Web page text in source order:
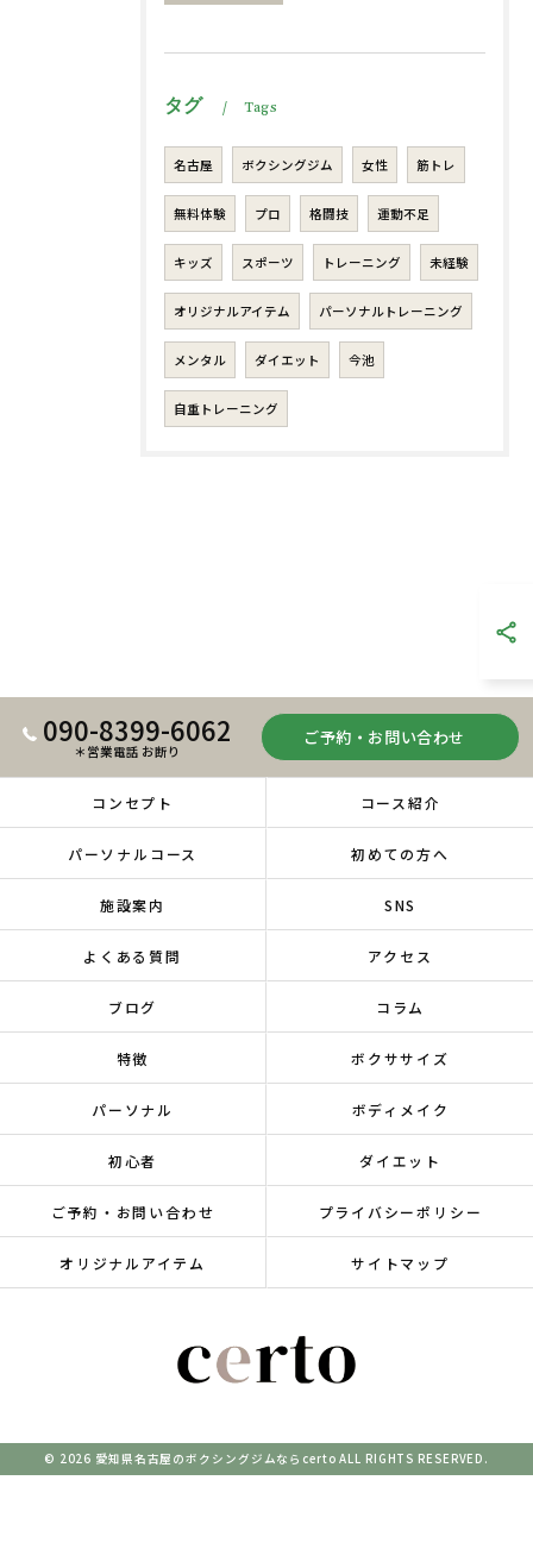
タグ Tags
名古屋 ボクシングジム 女性 筋トレ
無料体験 プロ 格闘技 運動不足
キッズ スポーツ トレーニング 未経験
オリジナルアイテム パーソナルトレーニング
メンタル ダイエット 今池
自重トレーニング
090-8399-6062
＊営業電話 お断り
ご予約・お問い合わせ
コンセプト コース紹介
パーソナルコース 初めての方へ
施設案内 SNS
よくある質問 アクセス
ブログ コラム
特徴 ボクササイズ
パーソナル ボディメイク
初心者 ダイエット
ご予約・お問い合わせ プライバシーポリシー
オリジナルアイテム サイトマップ
© 2026 愛知県名古屋のボクシングジムならcerto ALL RIGHTS RESERVED.